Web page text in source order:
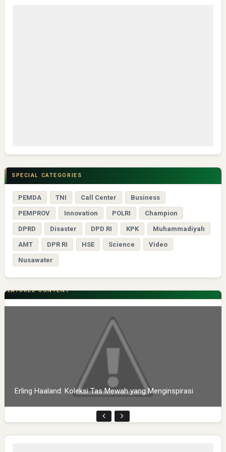
SPECIAL CATEGORIES
PEMDA TNI Call Center Business
PEMPROV Innovation POLRI Champion
DPRD Disaster DPD RI KPK Muhammadiyah
AMT DPR RI HSE Science Video
Nusawater
FEATURED CONTENT
Erling Haaland: Koleksi Tas Mewah yang Menginspirasi